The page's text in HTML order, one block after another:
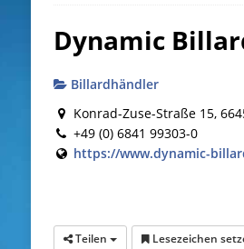
Dynamic
Billardhändler
Konrad-Zuse-Straße 15,
+49 (0) 6841 99303-0
https://www.dynamic-
Teilen Lesezeichen